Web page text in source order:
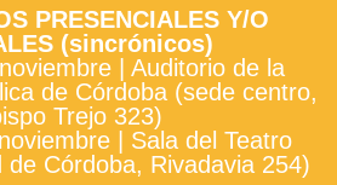
PRESENCIALES Y/O
(sincrónicos)
| Auditorio de la
de Córdoba (sede centro,
Trejo 323)
| Sala del Teatro
de Córdoba, Rivadavia 254)